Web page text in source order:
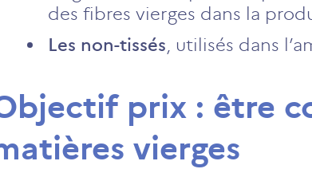
des fibres vierges dans la
Les non-tissés, utilisés dans
prix : être
vierges